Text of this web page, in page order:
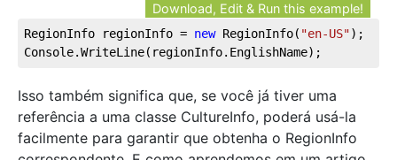
Download, Edit & Run this example!
RegionInfo regionInfo = new RegionInfo( "en-US");
Console.WriteLine(regionInfo.EnglishName);
Isso também significa que, se você já tiver uma
referência a uma classe CultureInfo, poderá usá-la
facilmente para garantir que obtenha o RegionInfo